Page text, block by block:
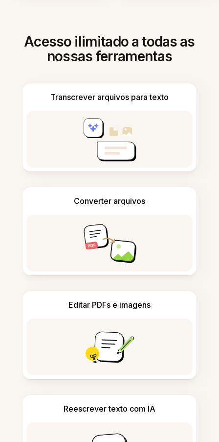
Acesso ilimitado a todas as
nossas ferramentas
Transcrever arquivos para texto
Converter arquivos
Editar PDFs e imagens
Reescrever texto com IA